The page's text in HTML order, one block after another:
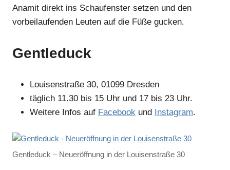
Anamit direkt ins Schaufenster setzen und den
vorbeilaufenden Leuten auf die Füße gucken.
Gentleduck
Louisenstraße 30, 01099 Dresden
täglich 11.30 bis 15 Uhr und 17 bis 23 Uhr.
Weitere Infos auf Facebook und Instagram.
Gentleduck – Neueröffnung in der Louisenstraße 30